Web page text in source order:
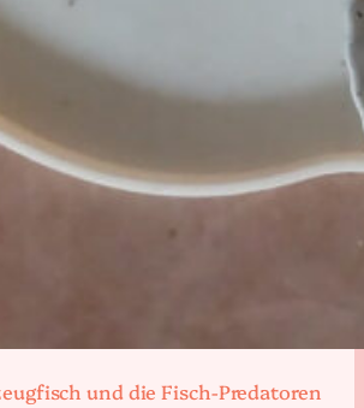
und die Fisch-Predatoren